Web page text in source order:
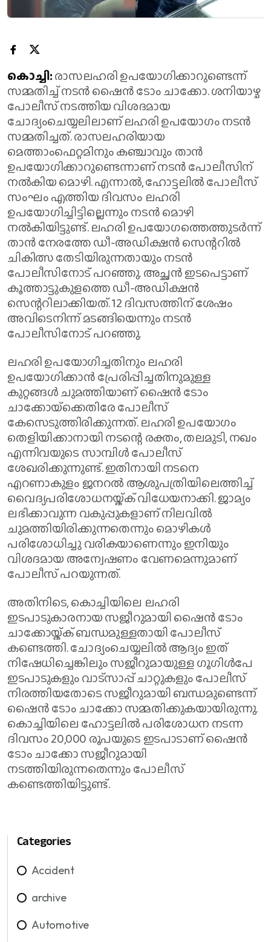
കൊച്ചി:രാസലഹരി ഉപയോഗിക്കാറുണ്ടെന്ന്
സമ്മതിച്ച് നടൻ ഷൈൻ ടോം ചാക്കോ. ശനിയാഴ്ച
പോലീസ് നടത്തിയ വിശദമായ
ചോദ്യംചെയ്യലിലാണ് ലഹരി ഉപയോഗം നടൻ
സമ്മതിച്ചത്. രാസലഹരിയായ
മെത്താംഫെറ്റമിനും കഞ്ചാവും താൻ
ഉപയോഗിക്കാറുണ്ടെന്നാണ് നടൻ പോലീസിന്
നൽകിയ മൊഴി. എന്നാൽ, ഹോട്ടലിൽ പോലീസ്
സംഘം എത്തിയ ദിവസം ലഹരി
ഉപയോഗിച്ചിട്ടില്ലെന്നും നടൻ മൊഴി
നൽകിയിട്ടുണ്ട്. ലഹരി ഉപയോഗത്തെത്തുടർന്ന്
താൻ നേരത്തേ ഡീ-അഡിക്ഷൻ സെന്ററിൽ
ചികിത്സ തേടിയിരുന്നതായും നടൻ
പോലീസിനോട് പറഞ്ഞു. അച്ഛൻ ഇടപെട്ടാണ്
കൂത്താട്ടുകുളത്തെ ഡീ-അഡിക്ഷൻ
സെന്ററിലാക്കിയത്. 12 ദിവസത്തിന് ശേഷം
അവിടെനിന്ന് മടങ്ങിയെന്നും നടൻ
പോലീസിനോട് പറഞ്ഞു.
ലഹരി ഉപയോഗിച്ചതിനും ലഹരി
ഉപയോഗിക്കാൻ പ്രേരിപ്പിച്ചതിനുമുള്ള
കുറ്റങ്ങൾ ചുമത്തിയാണ് ഷൈൻ ടോം
ചാക്കോയ്‌ക്കെതിരേ പോലീസ്
കേസെടുത്തിരിക്കുന്നത്. ലഹരി ഉപയോഗം
തെളിയിക്കാനായി നടന്റെ രക്തം, തലമുടി, നഖം
എന്നിവയുടെ സാമ്പിൾ പോലീസ്
ശേഖരിക്കുന്നുണ്ട്. ഇതിനായി നടനെ
എറണാകുളം ജനറൽ ആശുപത്രിയിലെത്തിച്ച്
വൈദ്യപരിശോധനയ്ക്ക് വിധേയനാക്കി. ജാമ്യം
ലഭിക്കാവുന്ന വകുപ്പുകളാണ് നിലവിൽ
ചുമത്തിയിരിക്കുന്നതെന്നും മൊഴികൾ
പരിശോധിച്ചു വരികയാണെന്നും ഇനിയും
വിശദമായ അന്വേഷണം വേണമെന്നുമാണ്
പോലീസ് പറയുന്നത്.
അതിനിടെ, കൊച്ചിയിലെ ലഹരി
ഇടപാടുകാരനായ സജീറുമായി ഷൈൻ ടോം
ചാക്കോയ്ക്ക് ബന്ധമുള്ളതായി പോലീസ്
കണ്ടെത്തി. ചോദ്യംചെയ്യലിൽ ആദ്യം ഇത്
നിഷേധിച്ചെങ്കിലും സജീറുമായുള്ള ഗൂഗിൾപേ
ഇടപാടുകളും വാട്‌സാപ്പ് ചാറ്റുകളും പോലീസ്
നിരത്തിയതോടെ സജീറുമായി ബന്ധമുണ്ടെന്ന്
ഷൈൻ ടോം ചാക്കോ സമ്മതിക്കുകയായിരുന്നു.
കൊച്ചിയിലെ ഹോട്ടലിൽ പരിശോധന നടന്ന
ദിവസം 20,000 രൂപയുടെ ഇടപാടാണ് ഷൈൻ
ടോം ചാക്കോ സജീറുമായി
നടത്തിയിരുന്നതെന്നും പോലീസ്
കണ്ടെത്തിയിട്ടുണ്ട്.
Categories
Accident
archive
Automotive